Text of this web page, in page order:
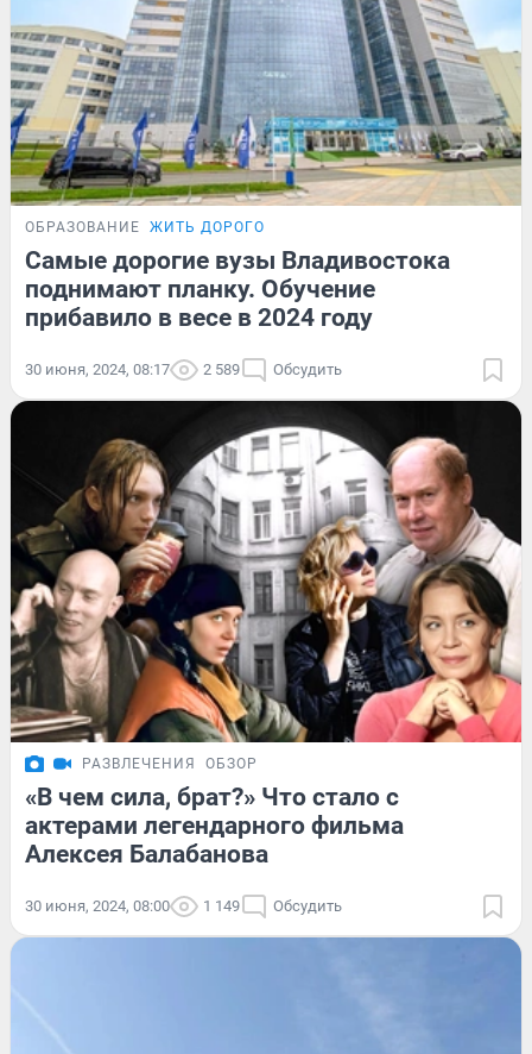
ОБРАЗОВАНИЕ ЖИТЬ ДОРОГО
Самые дорогие вузы Владивостока
поднимают планку. Обучение
прибавило в весе в 2024 году
30 июня, 2024, 08:17 2 589 Обсудить
РАЗВЛЕЧЕНИЯ ОБЗОР
«В чем сила, брат?» Что стало с
актерами легендарного фильма
Алексея Балабанова
30 июня, 2024, 08:00 1 149 Обсудить